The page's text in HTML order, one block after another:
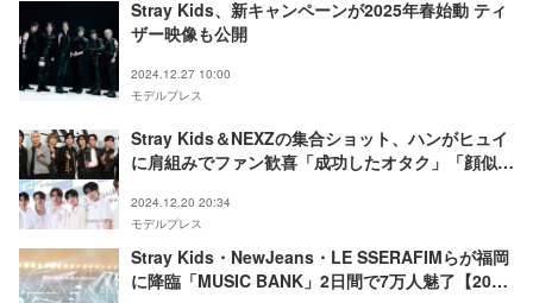
Stray Kids、新キャンペーンが2025年春始動 ティ
ザー映像も公開
2024.12.27 10:00
モデルプレス
Stray Kids＆NEXZの集合ショット、ハンがヒュイ
に肩組みでファン歓喜「成功したオタク」「顔似て
2024.12.20 20:34
モデルプレス
Stray Kids・NewJeans・LE SSERAFIMらが福岡
に降臨「MUSIC BANK」2日間で7万人魅了【2024